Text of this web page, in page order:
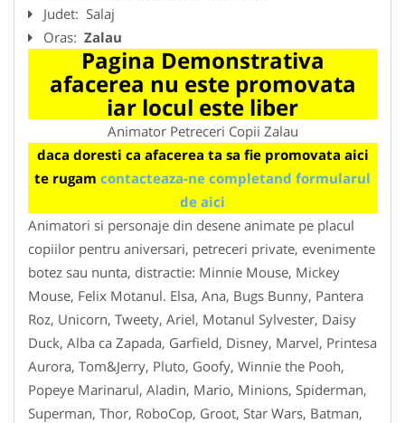
Judet: Salaj
Oras: Zalau
Pagina Demonstrativa
afacerea nu este promovata
iar locul este liber
Animator Petreceri Copii Zalau
daca doresti ca afacerea ta sa fie promovata aici
te rugam contacteaza-ne completand formularul
de aici
Animatori si personaje din desene animate pe placul
copiilor pentru aniversari, petreceri private, evenimente
botez sau nunta, distractie: Minnie Mouse, Mickey
Mouse, Felix Motanul. Elsa, Ana, Bugs Bunny, Pantera
Roz, Unicorn, Tweety, Ariel, Motanul Sylvester, Daisy
Duck, Alba ca Zapada, Garfield, Disney, Marvel, Printesa
Aurora, Tom&Jerry, Pluto, Goofy, Winnie the Pooh,
Popeye Marinarul, Aladin, Mario, Minions, Spiderman,
Superman, Thor, RoboCop, Groot, Star Wars, Batman,